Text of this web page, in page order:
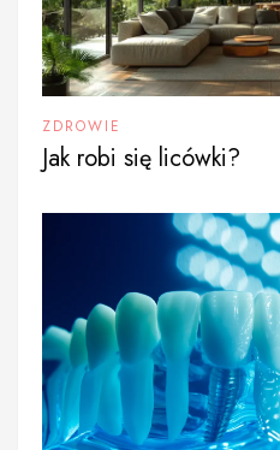
ZDROWIE
Jak robi się licówki?